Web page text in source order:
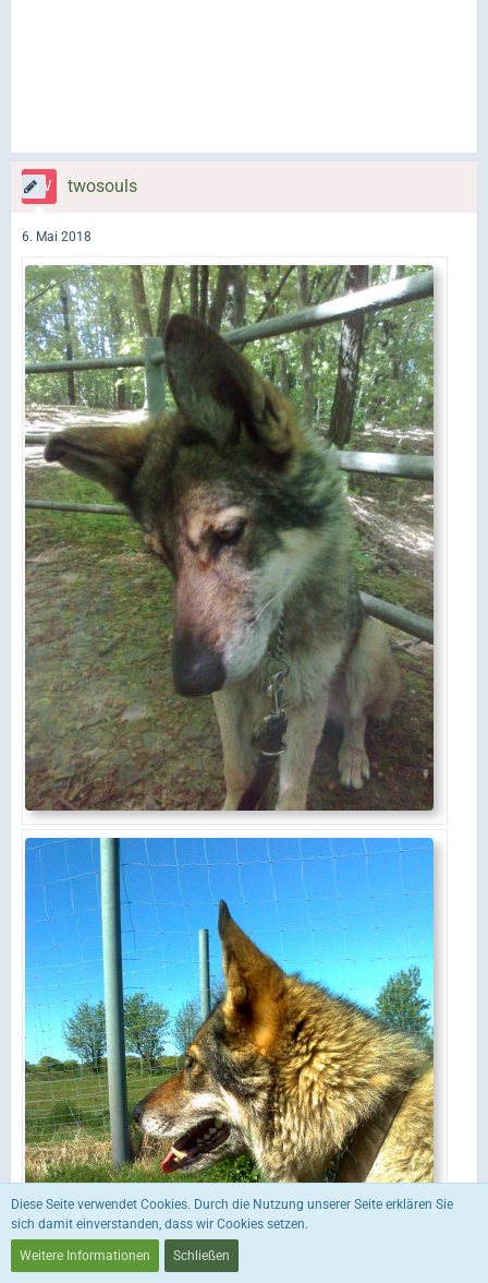
twosouls
6. Mai 2018
Diese Seite verwendet Cookies. Durch die Nutzung unserer Seite erklären Sie
sich damit einverstanden, dass wir Cookies setzen.
Weitere Informationen Schließen